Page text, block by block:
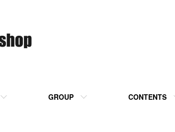
GROUP CONTENTS